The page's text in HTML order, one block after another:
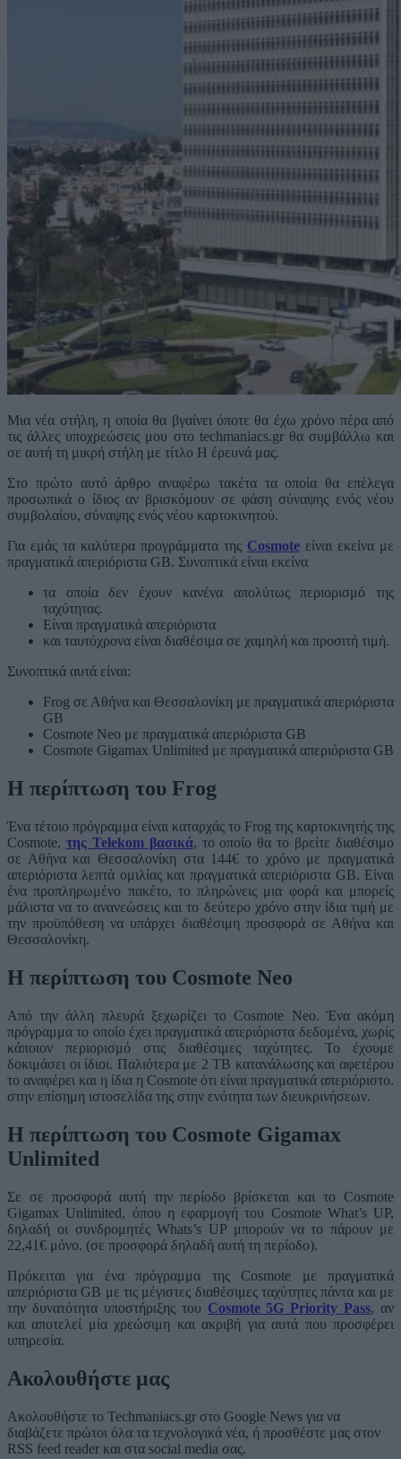
Μια νέα στήλη, η οποία θα βγαίνει όποτε θα έχω χρόνο πέρα από
τις άλλες υποχρεώσεις μου στο techmaniacs.gr θα συμβάλλω και
σε αυτή τη μικρή στήλη με τίτλο Η έρευνά μας.
Στο πρώτο αυτό άρθρο αναφέρω τακέτα τα οποία θα επέλεγα
προσωπικά ο ίδιος αν βρισκόμουν σε φάση σύναψης ενός νέου
συμβολαίου, σύναψης ενός νέου καρτοκινητού.
Για εμάς τα καλύτερα προγράμματα της Cosmote είναι εκείνα με
πραγματικά απεριόριστα GB. Συνοπτικά είναι εκείνα
τα οποία δεν έχουν κανένα απολύτως περιορισμό της
ταχύτητας.
Είναι πραγματικά απεριόριστα
και ταυτόχρονα είναι διαθέσιμα σε χαμηλή και προσιτή τιμή.
Συνοπτικά αυτά είναι:
Frog σε Αθήνα και Θεσσαλονίκη με πραγματικά απεριόριστα
GB
Cosmote Neo με πραγματικά απεριόριστα GB
Cosmote Gigamax Unlimited με πραγματικά απεριόριστα GB
Η περίπτωση του Frog
Ένα τέτοιο πρόγραμμα είναι καταρχάς το Frog της καρτοκινητής της
Cosmote, της Telekom βασικά, το οποίο θα το βρείτε διαθέσιμο
σε Αθήνα και Θεσσαλονίκη στα 144€ το χρόνο με πραγματικά
απεριόριστα λεπτά ομιλίας και πραγματικά απεριόριστα GB. Είναι
ένα προπληρωμένο πακέτο, το πληρώνεις μια φορά και μπορείς
μάλιστα να το ανανεώσεις και το δεύτερο χρόνο στην ίδια τιμή με
την προϋπόθεση να υπάρχει διαθέσιμη προσφορά σε Αθήνα και
Θεσσαλονίκη.
Η περίπτωση του Cosmote Neo
Από την άλλη πλευρά ξεχωρίζει το Cosmote Neo. Ένα ακόμη
πρόγραμμα το οποίο έχει πραγματικά απεριόριστα δεδομένα, χωρίς
κάποιον περιορισμό στις διαθέσιμες ταχύτητες. Το έχουμε
δοκιμάσει οι ίδιοι. Παλιότερα με 2 TB κατανάλωσης και αφετέρου
το αναφέρει και η ίδια η Cosmote ότι είναι πραγματικά απεριόριστο.
στην επίσημη ιστοσελίδα της στην ενότητα των διευκρινήσεων.
Η περίπτωση του Cosmote Gigamax
Unlimited
Σε σε προσφορά αυτή την περίοδο βρίσκεται και το Cosmote
Gigamax Unlimited, όπου η εφαρμογή του Cosmote What’s UP,
δηλαδή οι συνδρομητές Whats’s UP μπορούν να το πάρουν με
22,41€ μόνο. (σε προσφορά δηλαδή αυτή τη περίοδο).
Πρόκειται για ένα πρόγραμμα της Cosmote με πραγματικά
απεριόριστα GB με τις μέγιστες διαθέσιμες ταχύτητες πάντα και με
την δυνατότητα υποστήριξης του Cosmote 5G Priority Pass, αν
και αποτελεί μία χρεώσιμη και ακριβή για αυτά που προσφέρει
υπηρεσία.
Ακολουθήστε μας
Ακολουθήστε το Techmaniacs.gr στο Google News για να
διαβάζετε πρώτοι όλα τα τεχνολογικά νέα, ή προσθέστε μας στον
RSS feed reader και στα social media σας.